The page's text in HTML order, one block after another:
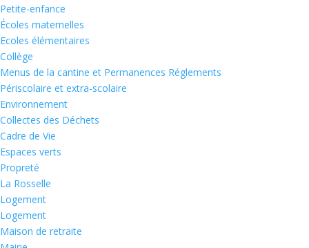
Petite-enfance
Écoles maternelles
Ecoles élémentaires
Collège
Menus de la cantine et Permanences Réglements
Périscolaire et extra-scolaire
Environnement
Collectes des Déchets
Cadre de Vie
Espaces verts
Propreté
La Rosselle
Logement
Logement
Maison de retraite